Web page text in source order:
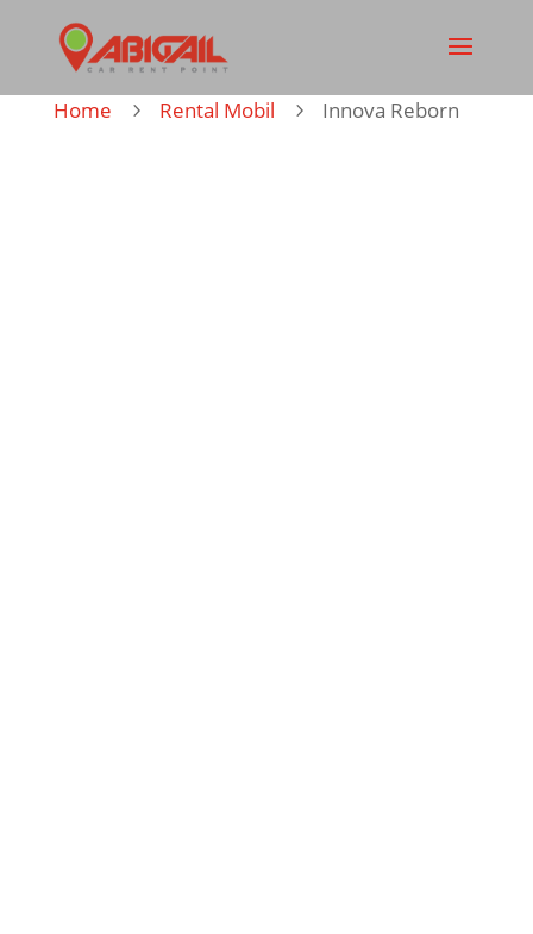
Home 5 Rental Mobil 5 Innova Reborn